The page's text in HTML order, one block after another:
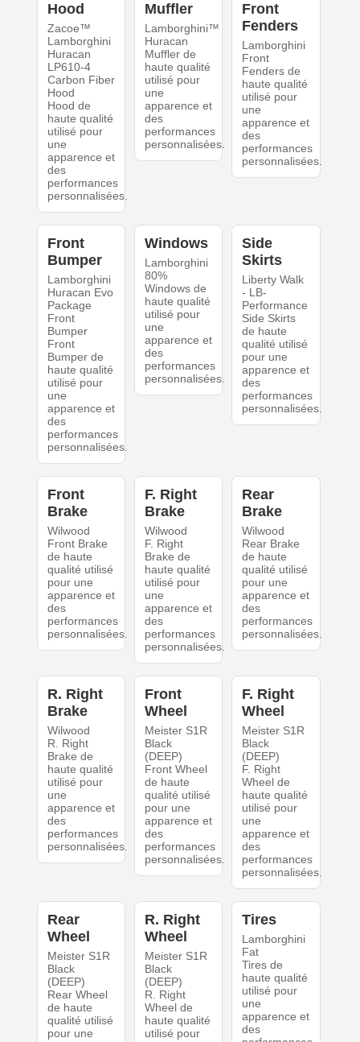
Hood
Zacoe™
Lamborghini
Huracan
LP610-4
Carbon Fiber
Hood
Hood de
haute qualité
utilisé pour
une
apparence et
des
performances
personnalisées.
Muffler
Lamborghini™
Huracan
Muffler de
haute qualité
utilisé pour
une
apparence et
des
performances
personnalisées.
Front
Fenders
Lamborghini
Front
Fenders de
haute qualité
utilisé pour
une
apparence et
des
performances
personnalisées.
Front
Bumper
Lamborghini
Huracan Evo
Package
Front
Bumper
Front
Bumper de
haute qualité
utilisé pour
une
apparence et
des
performances
personnalisées.
Windows
Lamborghini
80%
Windows de
haute qualité
utilisé pour
une
apparence et
des
performances
personnalisées.
Side
Skirts
Liberty Walk
- LB-
Performance
Side Skirts
de haute
qualité utilisé
pour une
apparence et
des
performances
personnalisées.
Front
Brake
Wilwood
Front Brake
de haute
qualité utilisé
pour une
apparence et
des
performances
personnalisées.
F. Right
Brake
Wilwood
F. Right
Brake de
haute qualité
utilisé pour
une
apparence et
des
performances
personnalisées.
Rear
Brake
Wilwood
Rear Brake
de haute
qualité utilisé
pour une
apparence et
des
performances
personnalisées.
R. Right
Brake
Wilwood
R. Right
Brake de
haute qualité
utilisé pour
une
apparence et
des
performances
personnalisées.
Front
Wheel
Meister S1R
Black
(DEEP)
Front Wheel
de haute
qualité utilisé
pour une
apparence et
des
performances
personnalisées.
F. Right
Wheel
Meister S1R
Black
(DEEP)
F. Right
Wheel de
haute qualité
utilisé pour
une
apparence et
des
performances
personnalisées.
Rear
Wheel
Meister S1R
Black
(DEEP)
Rear Wheel
de haute
qualité utilisé
pour une
R. Right
Wheel
Meister S1R
Black
(DEEP)
R. Right
Wheel de
haute qualité
utilisé pour
Tires
Lamborghini
Fat
Tires de
haute qualité
utilisé pour
une
apparence et
des